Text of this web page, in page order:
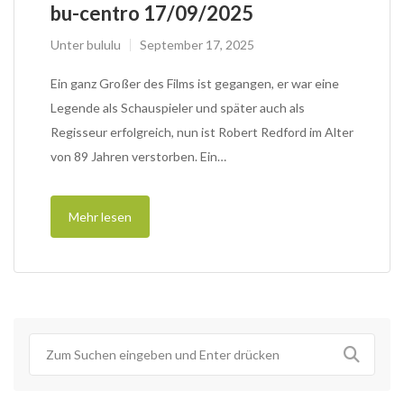
bu-centro 17/09/2025
Unterbululu September 17, 2025
Ein ganz Großer des Films ist gegangen, er war eine
Legende als Schauspieler und später auch als
Regisseur erfolgreich, nun ist Robert Redford im Alter
von 89 Jahren verstorben. Ein…
Mehr lesen